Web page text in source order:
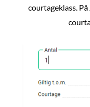
courtageklass.